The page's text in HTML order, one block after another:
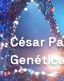
César